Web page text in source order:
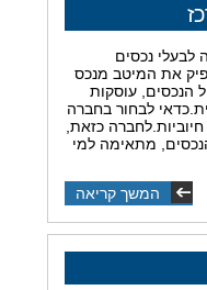
לבעלי נכסים
את המיטב מנכס
הנכסים, עוסקות
לבחור בחברה
כזאת,
מתאימה למי
המשך קריאה